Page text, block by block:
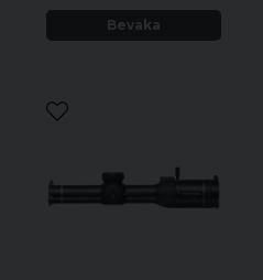
Bevaka
LCOS-skärm,
Möjlighet till extern
App-funktionalitet